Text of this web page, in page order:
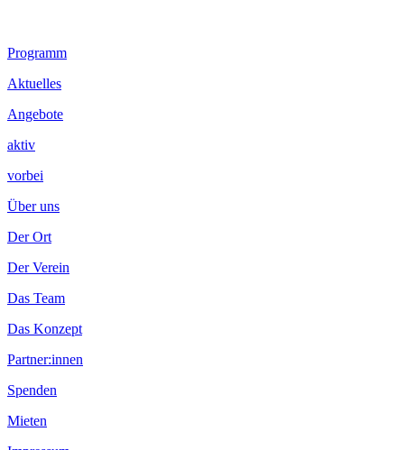
Footer
Inhalt
Programm
Aktuelles
Angebote
aktiv
vorbei
Über uns
Der Ort
Der Verein
Das Team
Das Konzept
Partner:innen
Spenden
Mieten